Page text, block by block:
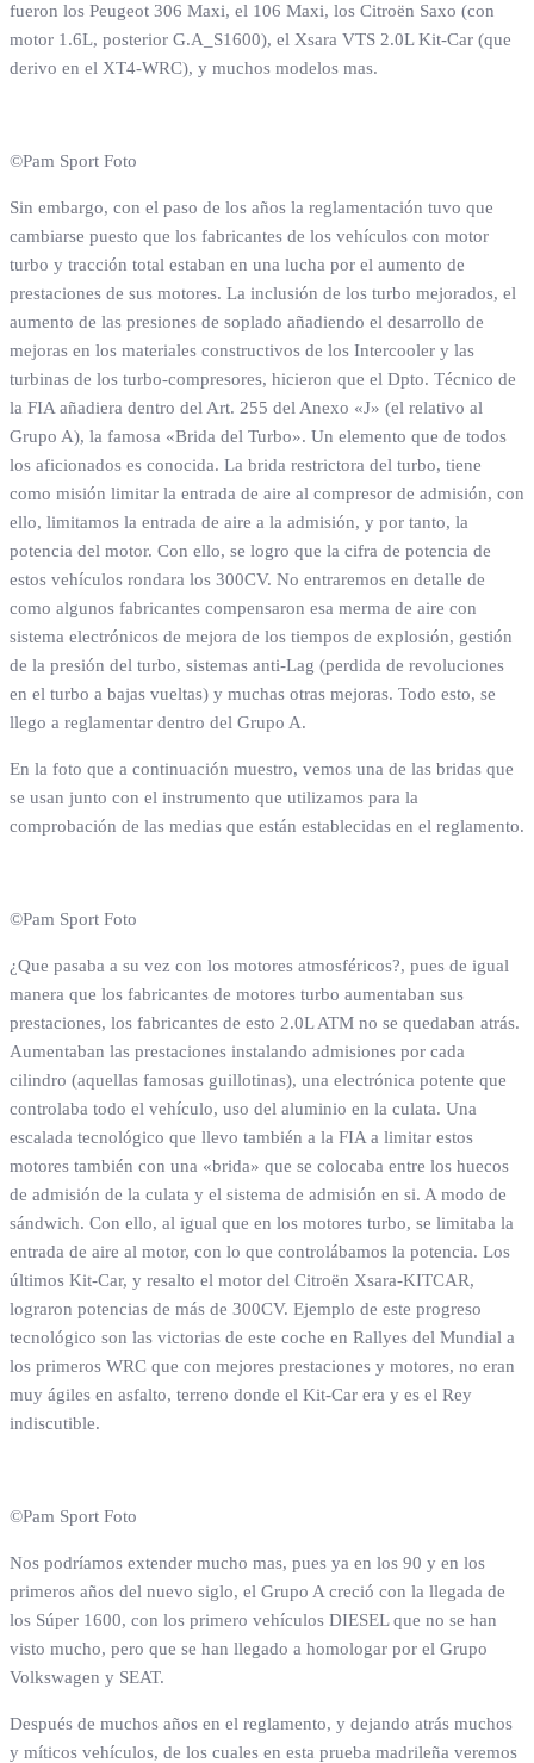
fueron los Peugeot 306 Maxi, el 106 Maxi, los Citroën Saxo (con
motor 1.6L, posterior G.A_S1600), el Xsara VTS 2.0L Kit-Car (que
derivo en el XT4-WRC), y muchos modelos mas.
©Pam Sport Foto
Sin embargo, con el paso de los años la reglamentación tuvo que
cambiarse puesto que los fabricantes de los vehículos con motor
turbo y tracción total estaban en una lucha por el aumento de
prestaciones de sus motores. La inclusión de los turbo mejorados, el
aumento de las presiones de soplado añadiendo el desarrollo de
mejoras en los materiales constructivos de los Intercooler y las
turbinas de los turbo-compresores, hicieron que el Dpto. Técnico de
la FIA añadiera dentro del Art. 255 del Anexo «J» (el relativo al
Grupo A), la famosa «Brida del Turbo». Un elemento que de todos
los aficionados es conocida. La brida restrictora del turbo, tiene
como misión limitar la entrada de aire al compresor de admisión, con
ello, limitamos la entrada de aire a la admisión, y por tanto, la
potencia del motor. Con ello, se logro que la cifra de potencia de
estos vehículos rondara los 300CV. No entraremos en detalle de
como algunos fabricantes compensaron esa merma de aire con
sistema electrónicos de mejora de los tiempos de explosión, gestión
de la presión del turbo, sistemas anti-Lag (perdida de revoluciones
en el turbo a bajas vueltas) y muchas otras mejoras. Todo esto, se
llego a reglamentar dentro del Grupo A.
En la foto que a continuación muestro, vemos una de las bridas que
se usan junto con el instrumento que utilizamos para la
comprobación de las medias que están establecidas en el reglamento.
©Pam Sport Foto
¿Que pasaba a su vez con los motores atmosféricos?, pues de igual
manera que los fabricantes de motores turbo aumentaban sus
prestaciones, los fabricantes de esto 2.0L ATM no se quedaban atrás.
Aumentaban las prestaciones instalando admisiones por cada
cilindro (aquellas famosas guillotinas), una electrónica potente que
controlaba todo el vehículo, uso del aluminio en la culata. Una
escalada tecnológico que llevo también a la FIA a limitar estos
motores también con una «brida» que se colocaba entre los huecos
de admisión de la culata y el sistema de admisión en si. A modo de
sándwich. Con ello, al igual que en los motores turbo, se limitaba la
entrada de aire al motor, con lo que controlábamos la potencia. Los
últimos Kit-Car, y resalto el motor del Citroën Xsara-KITCAR,
lograron potencias de más de 300CV. Ejemplo de este progreso
tecnológico son las victorias de este coche en Rallyes del Mundial a
los primeros WRC que con mejores prestaciones y motores, no eran
muy ágiles en asfalto, terreno donde el Kit-Car era y es el Rey
indiscutible.
©Pam Sport Foto
Nos podríamos extender mucho mas, pues ya en los 90 y en los
primeros años del nuevo siglo, el Grupo A creció con la llegada de
los Súper 1600, con los primero vehículos DIESEL que no se han
visto mucho, pero que se han llegado a homologar por el Grupo
Volkswagen y SEAT.
Después de muchos años en el reglamento, y dejando atrás muchos
y míticos vehículos, de los cuales en esta prueba madrileña veremos